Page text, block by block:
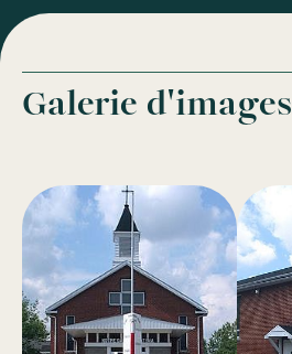
Galerie d'images